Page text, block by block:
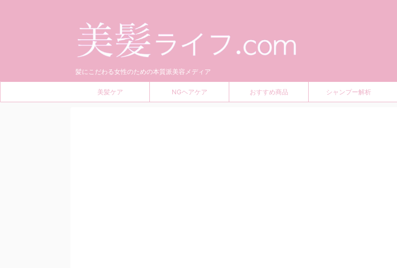
髪にこだわる女性のための本質派美容メディア
美髪ケア NGヘアケア おすすめ商品 シャンプー解析